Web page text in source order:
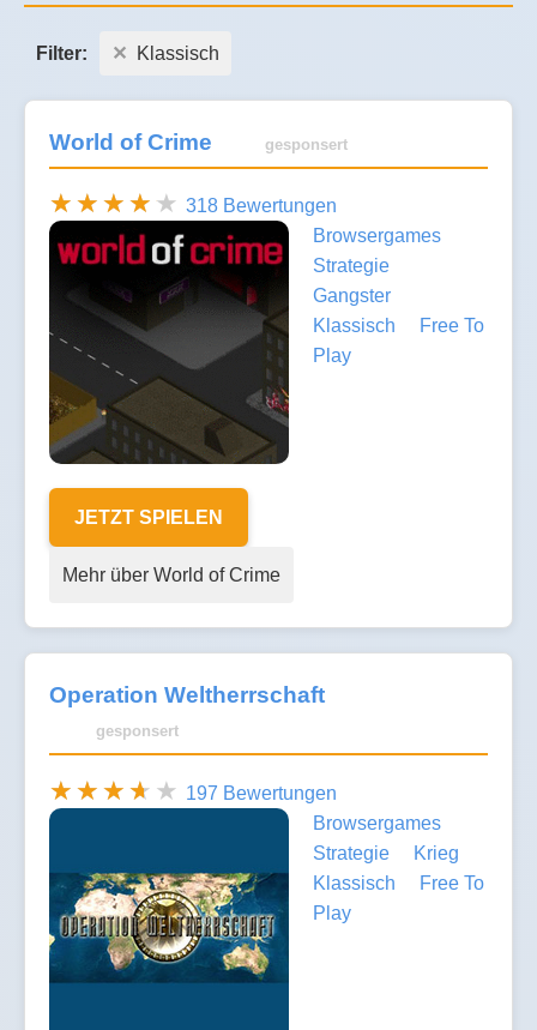
Filter: Klassisch
World of Crime gesponsert
318 Bewertungen
Browsergames
Strategie
Gangster
Klassisch
Free To
Play
JETZT SPIELEN
Mehr über World of Crime
Operation Weltherrschaft
gesponsert
197 Bewertungen
Browsergames
Strategie
Krieg
Klassisch
Free To
Play